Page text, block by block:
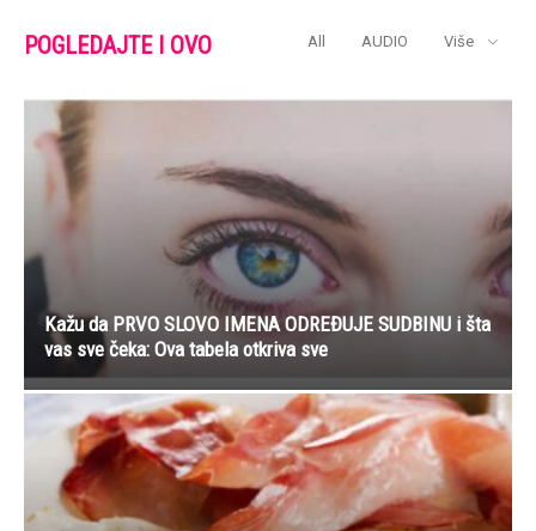
POGLEDAJTE I OVO All AUDIO Više
Kažu da PRVO SLOVO IMENA ODREĐUJE SUDBINU i šta
vas sve čeka: Ova tabela otkriva sve